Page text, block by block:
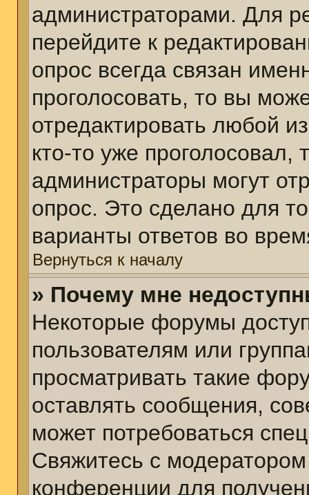
администраторами. Для
перейдите к
опрос всегда связан
проголосовать, то вы
отредактировать любой
кто-то уже
администраторы могут
опрос. Это сделано для
варианты ответов во
Вернуться к началу
» Почему мне
Некоторые форумы
пользователям или
просматривать такие
оставлять сообщения,
может потребоваться
Свяжитесь с
конференции для